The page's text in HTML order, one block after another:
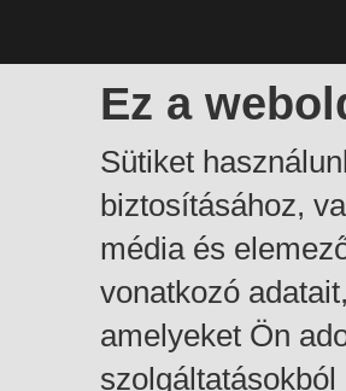
Ez a
Sütiket
biztosításához,
média és
vonatkozó
amelyeket Ön